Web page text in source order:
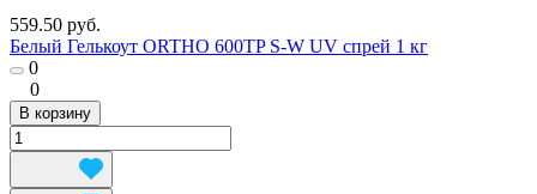
559.50 руб.
Белый Гелькоут ORTHO 600TP S-W UV спрей 1 кг
0
0
В корзину